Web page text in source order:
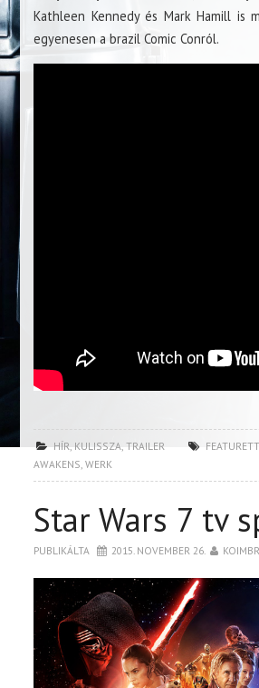
Kathleen Kennedy és Mark Hamill is
egyenesen a brazil Comic Conról.
HÍR,KULISSZA ,TRAILER
AWAKENS ,WERK
Star Wars 7 tv
PUBLIKÁLTA 2015. NOVEMBER 26.